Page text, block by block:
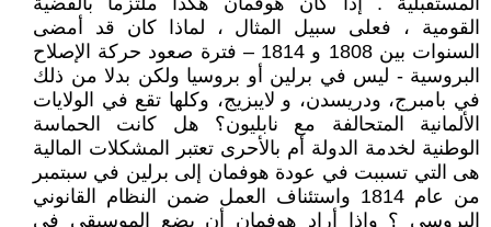
القومية ، فعلى سبيل المثال ، لماذا كان قد أمضى
السنوات بين 1808 و 1814 – فترة صعود حركة الإصلاح
البروسية - ليس في برلين أو بروسيا ولكن بدلا من ذلك
في بامبرج، ودريسدن، و لايبزيج، وكلها تقع في الولايات
الألمانية المتحالفة مع نابليون؟ هل كانت الحماسة
الوطنية لخدمة الدولة أم بالأحرى تعتبر المشكلات المالية
هى التي تسببت في عودة هوفمان إلى برلين في سبتمبر
من عام 1814 واستئناف العمل ضمن النظام القانوني
البروسي ؟ وإذا أراد هوفمان أن يضع الموسيقى في